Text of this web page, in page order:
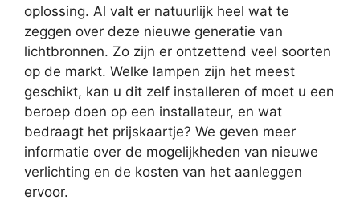
oplossing. Al valt er natuurlijk heel wat te
zeggen over deze nieuwe generatie van
lichtbronnen. Zo zijn er ontzettend veel soorten
op de markt. Welke lampen zijn het meest
geschikt, kan u dit zelf installeren of moet u een
beroep doen op een installateur, en wat
bedraagt het prijskaartje? We geven meer
informatie over de mogelijkheden van nieuwe
verlichting en de kosten van het aanleggen
ervoor.